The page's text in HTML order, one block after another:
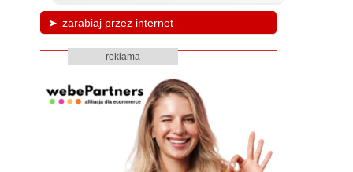
zarabiaj przez internet
reklama